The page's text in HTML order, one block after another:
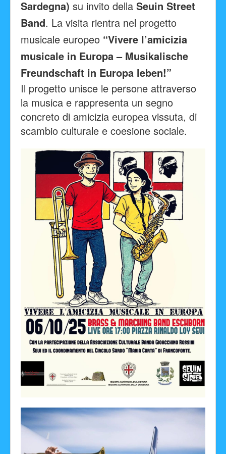
Sardegna) su invito della Seuin Street
Band. La visita rientra nel progetto
musicale europeo “Vivere l’amicizia
musicale in Europa – Musikalische
Freundschaft in Europa leben!”
Il progetto unisce le persone attraverso
la musica e rappresenta un segno
concreto di amicizia europea vissuta, di
scambio culturale e coesione sociale.